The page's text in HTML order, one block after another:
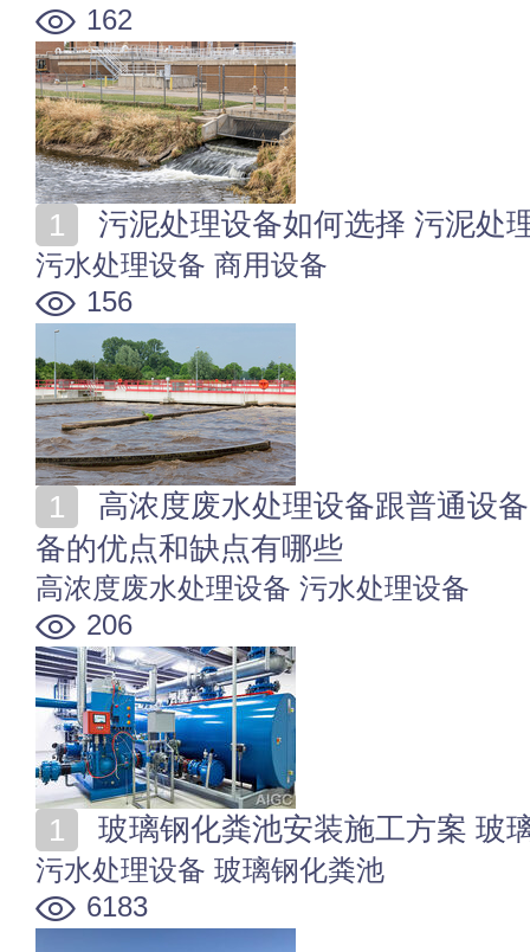
162
污泥处理设备如何选择 污泥处
污水处理设备 商用设备
156
备的优点和缺点有哪些
高浓度废水处理设备 污水处理设备
206
玻璃钢化粪池安装施工方案 玻
污水处理设备 玻璃钢化粪池
6183